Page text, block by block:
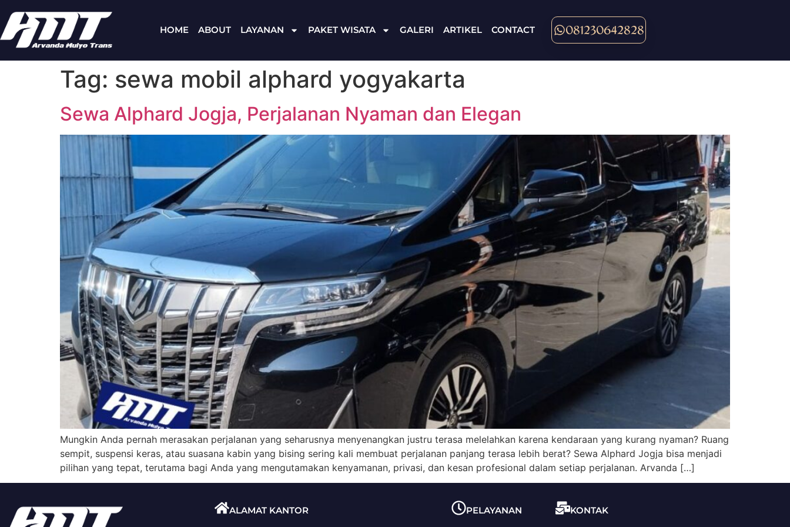
HOME ABOUT LAYANAN PAKET WISATA GALERI ARTIKEL CONTACT 081230642828
Tag: sewa mobil alphard yogyakarta
Sewa Alphard Jogja, Perjalanan Nyaman dan Elegan
Mungkin Anda pernah merasakan perjalanan yang seharusnya menyenangkan justru terasa melelahkan karena kendaraan yang kurang nyaman? Ruang
sempit, suspensi keras, atau suasana kabin yang bising sering kali membuat perjalanan panjang terasa lebih berat? Sewa Alphard Jogja bisa menjadi
pilihan yang tepat, terutama bagi Anda yang mengutamakan kenyamanan, privasi, dan kesan profesional dalam setiap perjalanan. Arvanda […]
ALAMAT KANTOR PELAYANAN KONTAK